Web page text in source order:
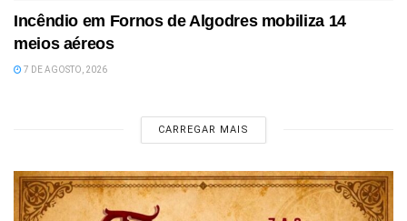
Incêndio em Fornos de Algodres mobiliza 14
meios aéreos
7 DE AGOSTO, 2026
CARREGAR MAIS